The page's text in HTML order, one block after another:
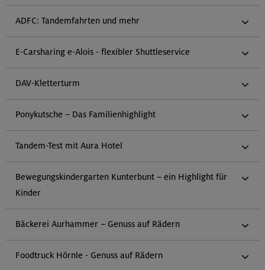
ADFC: Tandemfahrten und mehr
E-Carsharing e-Alois - flexibler Shuttleservice
DAV-Kletterturm
Ponykutsche – Das Familienhighlight
Tandem-Test mit Aura Hotel
Bewegungskindergarten Kunterbunt – ein Highlight für
Kinder
Bäckerei Aurhammer – Genuss auf Rädern
Foodtruck Hörnle - Genuss auf Rädern